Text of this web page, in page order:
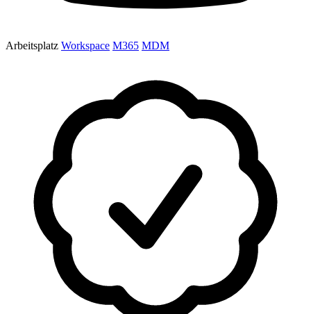
Arbeitsplatz Workspace M365 MDM